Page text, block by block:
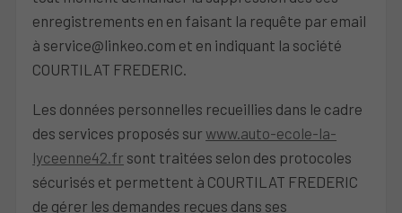
enregistrements en en faisant la requête par email
à service@linkeo.com et en indiquant la société
COURTILAT FREDERIC.
Les données personnelles recueillies dans le cadre
des services proposés sur www.auto-ecole-la-
lyceenne42.fr sont traitées selon des protocoles
sécurisés et permettent à COURTILAT FREDERIC
de gérer les demandes reçues dans ses